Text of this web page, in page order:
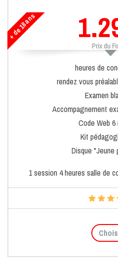
+ de 18 ans
Prix du
heures de
rendez vous
Examen
Accompagnement
Code Web
Kit
Disque "Jeune
1 session 4 heures salle de